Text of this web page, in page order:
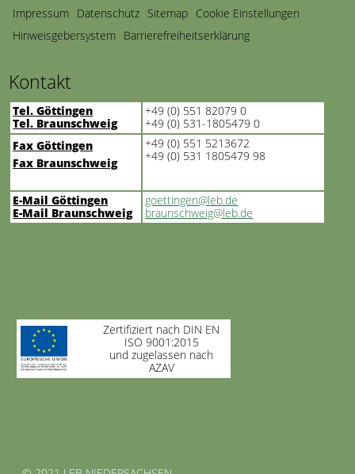
Navigation
überspringen
Impressum Datenschutz Sitemap Cookie Einstellungen
Hinweisgebersystem Barrierefreiheitserklärung
Kontakt
Tel. Göttingen
Tel. Braunschweig
+49 (0) 551 82079 0
+49 (0) 531-1805479 0
Fax Göttingen
Fax Braunschweig
+49 (0) 551 5213672
+49 (0) 531 1805479 98
E-Mail Göttingen
E-Mail Braunschweig
goettingen@leb.de
braunschweig@leb.de
Zertifiziert nach DIN EN
ISO 9001:2015
und zugelassen nach
AZAV